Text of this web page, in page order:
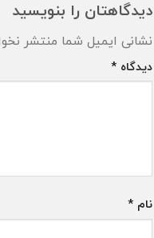
دیدگاهتان را بنویسید
نشانی ایمیل شما منتشر
دیدگاه*
نام*